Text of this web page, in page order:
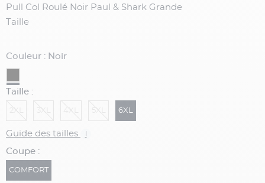
Pull Col Roulé Noir Paul & Shark Grande
Taille
Couleur : Noir
Taille :
6XL
Guide des tailles i
Coupe :
COMFORT